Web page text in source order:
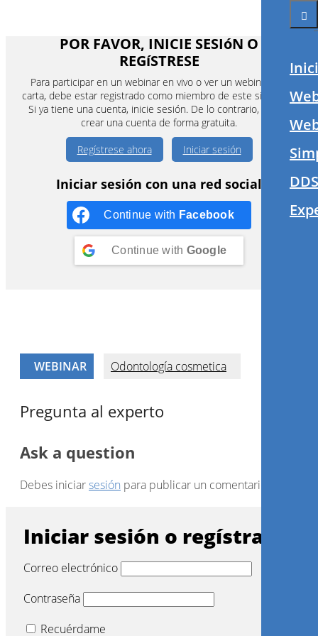
POR FAVOR, INICIE SESIóN O
REGíSTRESE
Para participar en un webinar en vivo o ver un webinar a la
carta, debe estar registrado como miembro de este sitio web.
Si ya tiene una cuenta, inicie sesión. De lo contrario, puede
crear una cuenta de forma gratuita.
Regístrese ahora
Iniciar sesión
Iniciar sesión con una red social
Continue with Facebook
Continue with Google
WEBINAR Odontología cosmetica
Pregunta al experto
Ask a question
Debes iniciarsesión para publicar un comentario.
Iniciar sesión o regístrarse
Correo electrónico
Contraseña
Recuérdame